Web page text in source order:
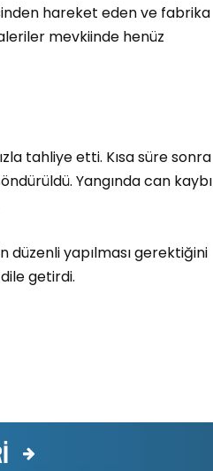
hareket eden ve fabrika
mevkiinde henüz
tahliye etti. Kısa süre sonra
Yangında can kaybı
yapılması gerektiğini
getirdi.